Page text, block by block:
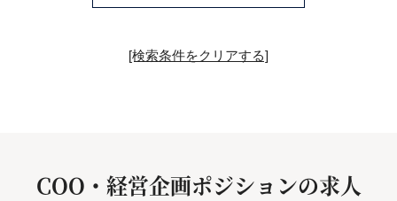
[検索条件をクリアする]
COO・経営企画ポジションの求人